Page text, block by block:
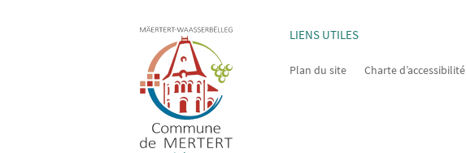
LIENS UTILES
Plan du site Charte d’accessibilité